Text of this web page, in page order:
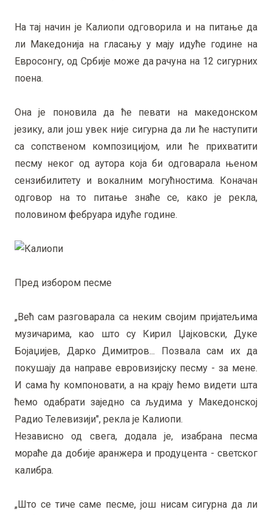
На тај начин је Калиопи одговорила и на питање да
ли Македонија на гласању у мају идуће године на
Евросонгу, од Србије може да рачуна на 12 сигурних
поена.
Она је поновила да ће певати на македонском
језику, али још увек није сигурна да ли ће наступити
са сопственом композицијом, или ће прихватити
песму неког од аутора која би одговарала њеном
сензибилитету и вокалним могућностима. Коначан
одговор на то питање знаће се, како је рекла,
половином фебруара идуће године.
Пред избором песме
„Већ сам разговарала са неким својим пријатељима
музичарима, као што су Кирил Џајковски, Дуке
Бојаџијев, Дарко Димитров... Позвала сам их да
покушају да направе евровизијску песму - за мене.
И сама ћу компоновати, а на крају ћемо видети шта
ћемо одабрати заједно са људима у Македонској
Радио Телевизији", рекла је Калиопи.
Независно од свега, додала је, изабрана песма
мораће да добије аранжера и продуцента - светског
калибра.
„Што се тиче саме песме, још нисам сигурна да ли